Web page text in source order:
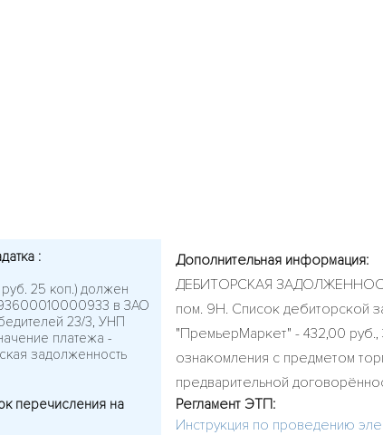
:
25 коп.) должен
в ЗАО
23/3, УНП
платежа -
задолженность
перечисления на
Дополнительная информация:
ДЕБИТОРСКАЯ ЗАДОЛЖЕННОСТЬ
пом. 9Н. Список дебиторской
"ПремьерМаркет" - 432,00
ознакомления с предметом
предварительной
Регламент ЭТП:
Инструкция по проведению